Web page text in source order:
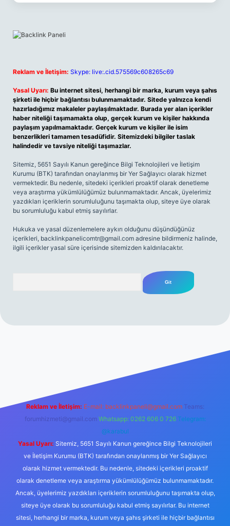
Reklam ve İletişim: Skype: live:.cid.575569c608265c69
Yasal Uyarı: Bu internet sitesi, herhangi bir marka, kurum veya şahıs
şirketi ile hiçbir bağlantısı bulunmamaktadır. Sitede yalnızca kendi
hazırladığımız makaleler paylaşılmaktadır. Burada yer alan içerikler
haber niteliği taşımamakta olup, gerçek kurum ve kişiler hakkında
paylaşım yapılmamaktadır. Gerçek kurum ve kişiler ile isim
benzerlikleri tamamen tesadüfidir. Sitemizdeki bilgiler taslak
halindedir ve tavsiye niteliği taşımazlar.
Sitemiz, 5651 Sayılı Kanun gereğince Bilgi Teknolojileri ve İletişim
Kurumu (BTK) tarafından onaylanmış bir Yer Sağlayıcı olarak hizmet
vermektedir. Bu nedenle, sitedeki içerikleri proaktif olarak denetleme
veya araştırma yükümlülüğümüz bulunmamaktadır. Ancak, üyelerimiz
yazdıkları içeriklerin sorumluluğunu taşımakta olup, siteye üye olarak
bu sorumluluğu kabul etmiş sayılırlar.
Hukuka ve yasal düzenlemelere aykırı olduğunu düşündüğünüz
içerikleri, backlinkpanelicomtr@gmail.com adresine bildirmeniz halinde,
ilgili içerikler yasal süre içerisinde sitemizden kaldırılacaktır.
Reklam ve İletişim: E-mail: backlinkpaneli@gmail.com Teams:
forumhizmeti@gmail.com Whatsapp: 0262 606 0 726 Telegram:
@karabul
Yasal Uyarı: Sitemiz, 5651 Sayılı Kanun gereğince Bilgi Teknolojileri
ve İletişim Kurumu (BTK) tarafından onaylanmış bir Yer Sağlayıcı
olarak hizmet vermektedir. Bu nedenle, sitedeki içerikleri proaktif
olarak denetleme veya araştırma yükümlülüğümüz bulunmamaktadır.
Ancak, üyelerimiz yazdıkları içeriklerin sorumluluğunu taşımakta olup,
siteye üye olarak bu sorumluluğu kabul etmiş sayılırlar. Bu internet
sitesi, herhangi bir marka, kurum veya şahıs şirketi ile hiçbir bağlantısı